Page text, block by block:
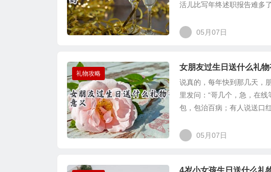
活儿比写年终述职报告难多
05月07日
礼物攻略
女朋友过生日送什么礼物
说真的，每年快到那几天，
里发问：“哥几个，急，在
包，包治百病；有人说送口
05月07日
4岁小女孩生日送什么礼